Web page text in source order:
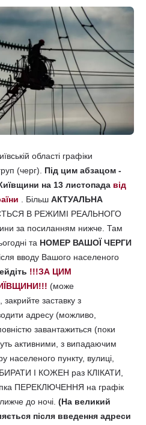
області графіки
(черг). Під цим абзацом -
на 13 листопада від
. Більш АКТУАЛЬНА
В РЕЖИМІ РЕАЛЬНОГО
за посиланням нижче. Там
та НОМЕР ВАШОЇ ЧЕРГИ
вводу Вашого населеного
!!!ЗА ЦИМ
(може
заставку з
адресу (можливо,
завантажиться (поки
активними, з випадаючим
населеного пункту, вулиці,
І КОЖЕН раз КЛІКАТИ,
ПЕРЕКЛЮЧЕННЯ на графік
до ночі. (На великий
після введення адреси